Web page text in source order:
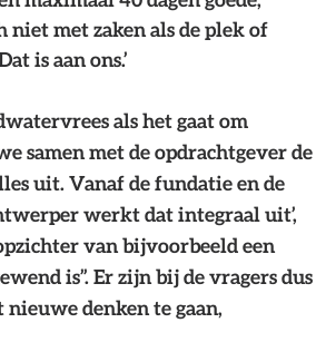
niet met zaken als de plek of
is aan ons.’
als het gaat om
samen met de opdrachtgever de
uit. Vanaf de fundatie en de
werkt dat integraal uit’,
van bijvoorbeeld een
is”. Er zijn bij de vragers dus
denken te gaan,